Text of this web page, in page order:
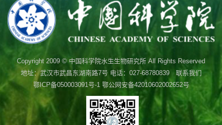
Copyright 2009 © 中国科学院水生生物研究所 All Rights Reserved
地址：武汉市武昌东湖南路7号 电话：027-68780839 联系我们
鄂ICP备050003091号-1鄂公网安备42010602002652号